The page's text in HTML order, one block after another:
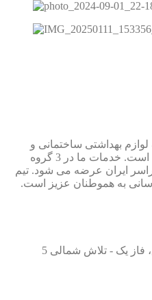
لوازم بهداشتی ساختمانی و
تاسیسات ساختمانی در بازار ایران است. خدمات ما در 3 گروه
ایران عرضه می شود. تیم
به هموطنان عزیز است.
یک - تلاش شمالی 5